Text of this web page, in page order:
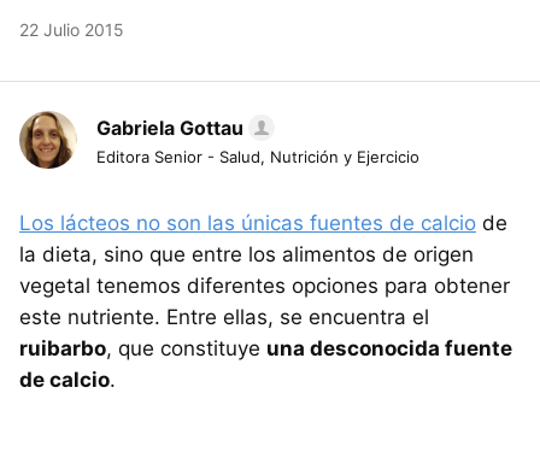
22 Julio 2015
Gabriela Gottau
Editora Senior - Salud, Nutrición y Ejercicio
Los lácteos no son las únicas fuentes de calcio de
la dieta, sino que entre los alimentos de origen
vegetal tenemos diferentes opciones para obtener
este nutriente. Entre ellas, se encuentra el
ruibarbo, que constituye una desconocida fuente
de calcio.